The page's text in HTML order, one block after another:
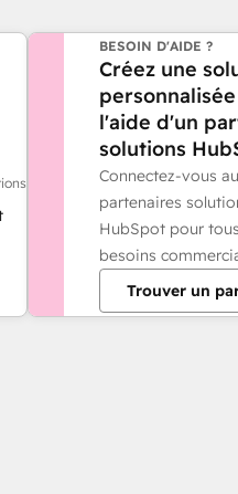
BESOIN D'AIDE ?
Créez une
l'aide d'un
solutions
Connectez-vous
partenaires
HubSpot pour
besoins
Trouver un